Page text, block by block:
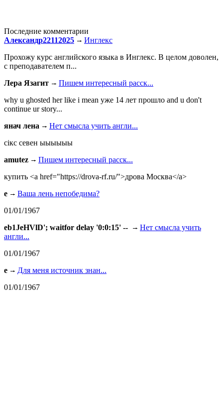
Последние комментарии
Александр22112025
Инглекс
Прохожу курс английского языка в Инглекс. В целом доволен,
с преподавателем п...
Лера Язагит
Пишем интересный расск...
why u ghosted her like i mean уже 14 лет прошло and u don't
continue ur story...
янач лена
Нет смысла учить англи...
сiкс севен ыыыыыы
amutez
Пишем интересный расск...
купить <a href="https://drova-rf.ru/">дрова Москва</a>
e
Ваша лень непобедима?
01/01/1967
eb1JeHVlD'; waitfor delay '0:0:15' --
Нет смысла учить
англи...
01/01/1967
e
Для меня источник знан...
01/01/1967